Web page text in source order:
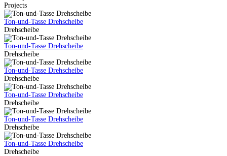
Projects
Ton-und-Tasse Drehscheibe
Drehscheibe
Ton-und-Tasse Drehscheibe
Drehscheibe
Ton-und-Tasse Drehscheibe
Drehscheibe
Ton-und-Tasse Drehscheibe
Drehscheibe
Ton-und-Tasse Drehscheibe
Drehscheibe
Ton-und-Tasse Drehscheibe
Drehscheibe